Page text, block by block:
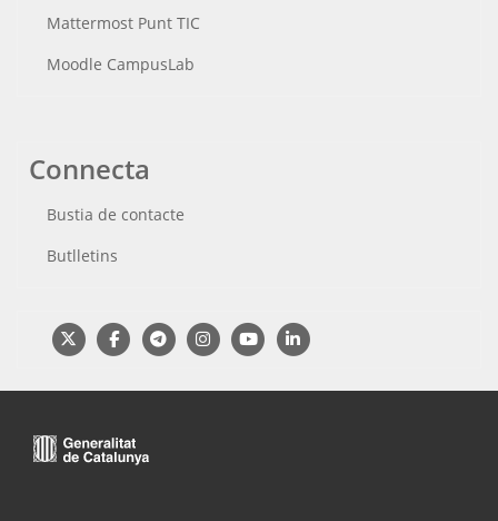
Mattermost Punt TIC
Moodle CampusLab
Connecta
Bustia de contacte
Butlletins